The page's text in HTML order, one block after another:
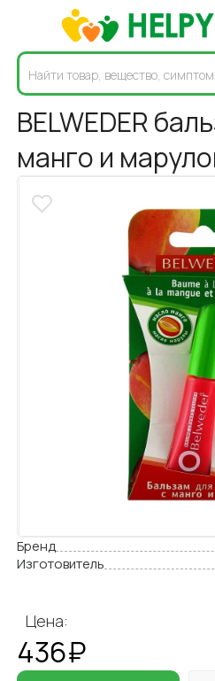
BELWEDER
манго и
Бренд
Изготовитель
Цена:
436₽